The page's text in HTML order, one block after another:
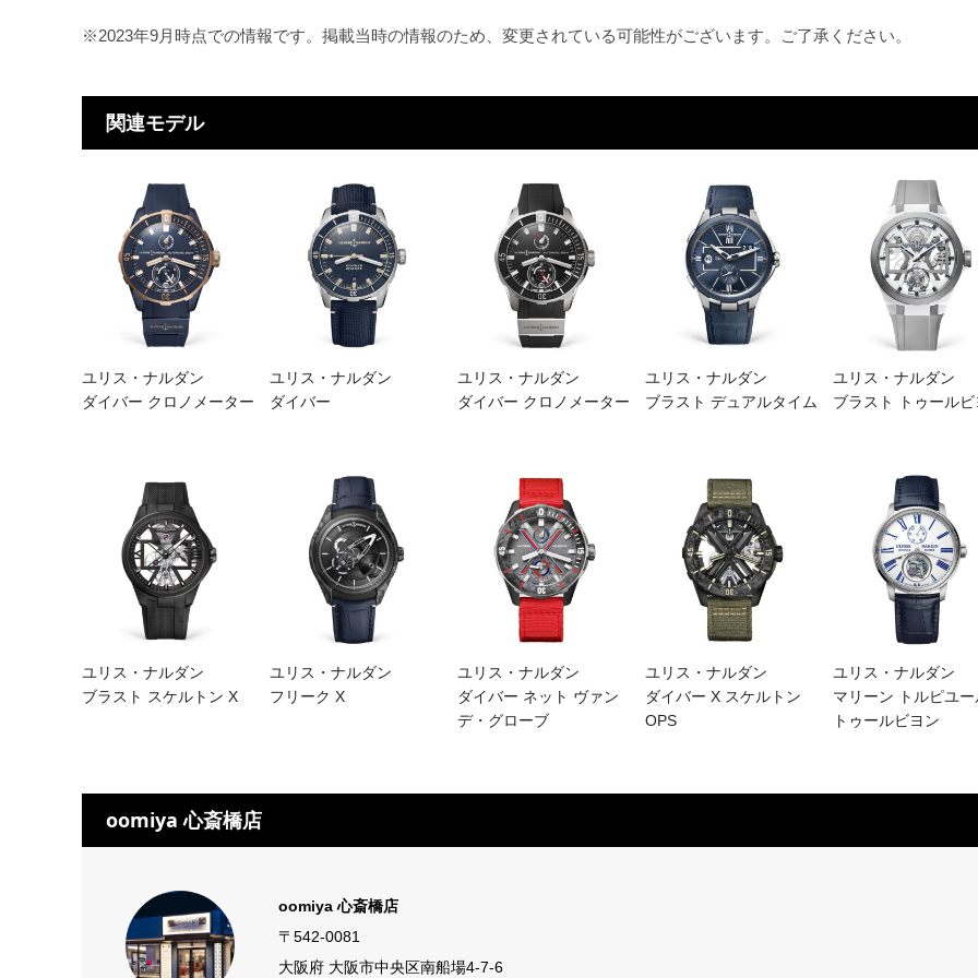
※2023年9月時点での情報です。掲載当時の情報のため、変更されている可能性がございます。ご了承ください。
関連モデル
ユリス・ナルダン
ダイバー クロノメーター
ユリス・ナルダン
ダイバー
ユリス・ナルダン
ダイバー クロノメーター
ユリス・ナルダン
ブラスト デュアルタイム
ユリス・ナルダン
ブラスト トゥールビ
ユリス・ナルダン
ブラスト スケルトン X
ユリス・ナルダン
フリーク X
ユリス・ナルダン
ダイバー ネット ヴァン
デ・グローブ
ユリス・ナルダン
ダイバー X スケルトン
OPS
ユリス・ナルダン
マリーン トルピユー
トゥールビヨン
oomiya 心斎橋店
oomiya 心斎橋店
〒542-0081
大阪府 大阪市中央区南船場4-7-6